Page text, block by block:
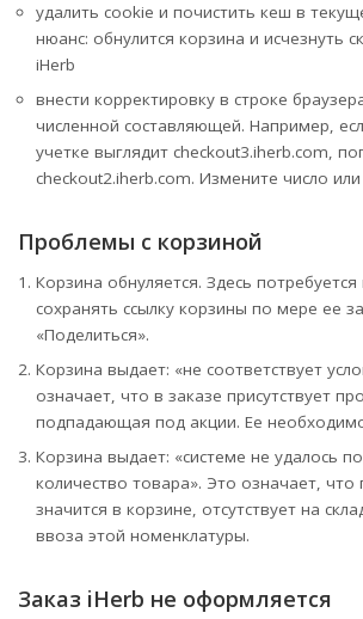
удалить cookie и почистить кеш в
нюанс: обнулится корзина и исчезнуть
iHerb
внести корректировку в строке
численной составляющей. Например,
учетке выглядит checkout3.iherb.com,
checkout2.iherb.com. Измените число
Проблемы с корзиной
Корзина обнуляется. Здесь
сохранять ссылку корзины по мере ее
«Поделиться».
Корзина выдает: «не соответствует
означает, что в заказе присутствует
подпадающая под акции. Ее
Корзина выдает: «системе не удалось
количество товара». Это означает, что
значится в корзине, отсутствует на
ввоза этой номенклатуры.
Заказ iHerb не оформляется